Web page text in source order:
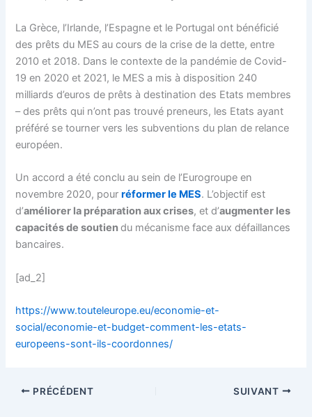
La Grèce, l’Irlande, l’Espagne et le Portugal ont bénéficié
des prêts du MES au cours de la crise de la dette, entre
2010 et 2018. Dans le contexte de la pandémie de Covid-
19 en 2020 et 2021, le MES a mis à disposition 240
milliards d’euros de prêts à destination des Etats membres
– des prêts qui n’ont pas trouvé preneurs, les Etats ayant
préféré se tourner vers les subventions du plan de relance
européen.
Un accord a été conclu au sein de l’Eurogroupe en
novembre 2020, pourréformer le MES. L’objectif est
d’améliorer la préparation aux crises, et d’augmenter les
capacités de soutiendu mécanisme face aux défaillances
bancaires.
[ad_2]
https://www.touteleurope.eu/economie-et-
social/economie-et-budget-comment-les-etats-
europeens-sont-ils-coordonnes/
PRÉCÉDENT SUIVANT